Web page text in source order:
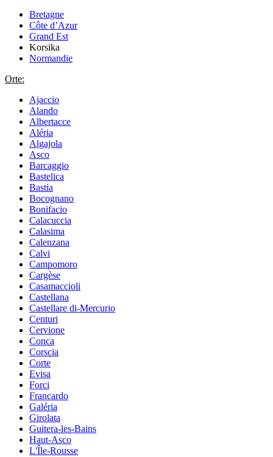
Bretagne
Côte d’Azur
Grand Est
Korsika
Normandie
Orte:
Ajaccio
Alando
Albertacce
Aléria
Algajola
Asco
Barcaggio
Bastelica
Bastia
Bocognano
Bonifacio
Calacuccia
Calasima
Calenzana
Calvi
Campomoro
Cargèse
Casamaccioli
Castellana
Castellare di-Mercurio
Centuri
Cervione
Conca
Corscia
Corte
Evisa
Forci
Francardo
Galéria
Girolata
Guitera-les-Bains
Haut-Asco
L'Île-Rousse